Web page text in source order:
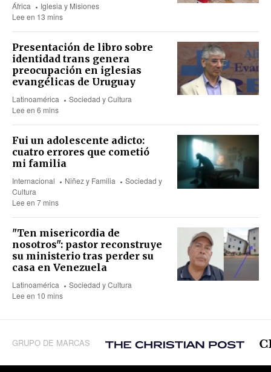
África
Iglesia y Misiones
Lee en 13 mins
Presentación de libro sobre
identidad trans genera
preocupación en iglesias
evangélicas de Uruguay
Latinoamérica
Sociedad y Cultura
Lee en 6 mins
Fui un adolescente adicto:
cuatro errores que cometió
mi familia
Internacional Niñez y Familia
Sociedad y
Cultura
Lee en 7 mins
"Ten misericordia de
nosotros": pastor reconstruye
su ministerio tras perder su
casa en Venezuela
Latinoamérica
Sociedad y Cultura
Lee en 10 mins
GRUPO DE MARCAS